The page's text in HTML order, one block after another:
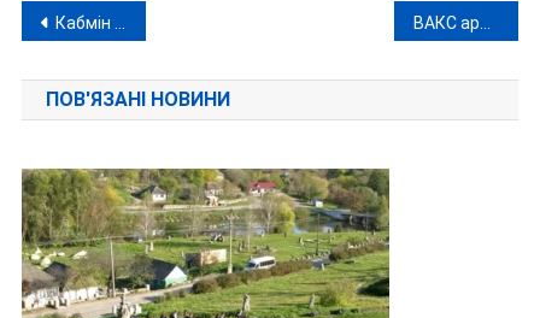
Навігація
записів
Кабмін визначився з разовими грошовими виплатами до Дня Незалежності: хто та скільки отримає?
ПОВ'ЯЗАНІ НОВИНИ